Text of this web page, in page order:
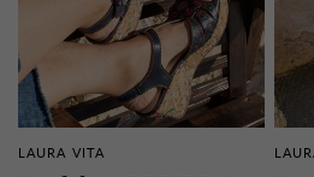
APERÇU RAPIDE
LAURA VITA